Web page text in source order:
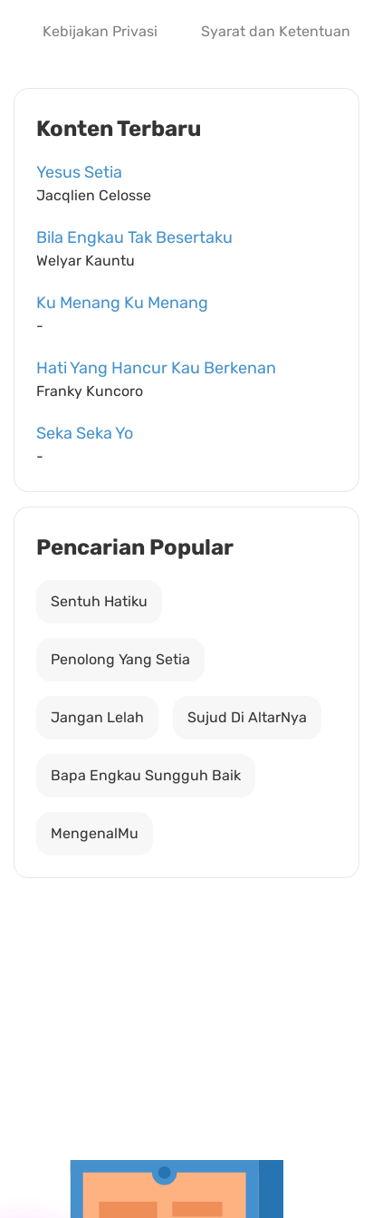
Kebijakan Privasi Syarat dan Ketentuan
Konten Terbaru
Yesus Setia
Jacqlien Celosse
Bila Engkau Tak Besertaku
Welyar Kauntu
Ku Menang Ku Menang
-
Hati Yang Hancur Kau Berkenan
Franky Kuncoro
Seka Seka Yo
-
Pencarian Popular
Sentuh Hatiku
Penolong Yang Setia
Jangan Lelah Sujud Di AltarNya
Bapa Engkau Sungguh Baik
MengenalMu